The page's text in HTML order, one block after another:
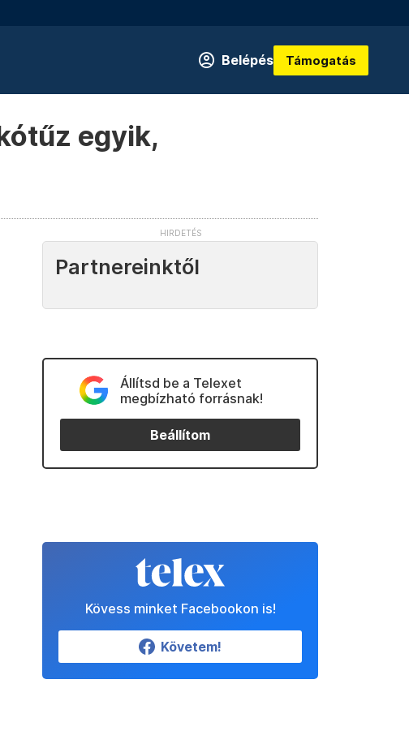
Belépés Támogatás
egyik,
Partnereinktől
Állítsd be a Telexet
megbízható forrásnak!
Beállítom
Kövess minket Facebookon is!
Követem!